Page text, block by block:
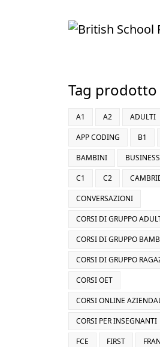
Tag prodotto
A1 A2 ADULTI
APP CODING
B1
BAMBINI
C1
C2
CONVERSAZIONI
CORSI DI GRUPPO
CORSI DI GRUPPO
CORSI DI GRUPPO
CORSI OET
CORSI ONLINE
CORSI PER INSEGNANTI
FCE
FIRST